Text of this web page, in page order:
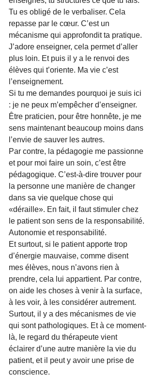
Tu es obligé de le verbaliser. Cela
repasse par le cœur. C’est un
mécanisme qui approfondit ta pratique.
J’adore enseigner, cela permet d’aller
plus loin. Et puis il y a le renvoi des
élèves qui t’oriente. Ma vie c’est
l’enseignement.
Si tu me demandes pourquoi je suis ici
: je ne peux m’empêcher d’enseigner.
Être praticien, pour être honnête, je me
sens maintenant beaucoup moins dans
l’envie de sauver les autres.
Par contre, la pédagogie me passionne
et pour moi faire un soin, c’est être
pédagogique. C’est-à-dire trouver pour
la personne une manière de changer
dans sa vie quelque chose qui
«déraille». En fait, il faut stimuler chez
le patient son sens de la responsabilité.
Autonomie et responsabilité.
Et surtout, si le patient apporte trop
d’énergie mauvaise, comme disent
mes élèves, nous n’avons rien à
prendre, cela lui appartient. Par contre,
on aide les choses à venir à la surface,
à les voir, à les considérer autrement.
Surtout, il y a des mécanismes de vie
qui sont pathologiques. Et à ce moment-
là, le regard du thérapeute vient
éclairer d’une autre manière la vie du
patient, et il peut y avoir une prise de
conscience.